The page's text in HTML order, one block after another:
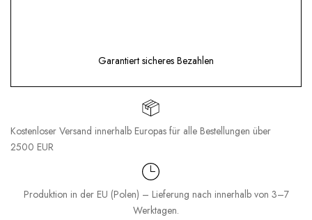
Garantiert sicheres Bezahlen
Kostenloser Versand innerhalb Europas für alle Bestellungen über
2500 EUR
Produktion in der EU (Polen) – Lieferung nach innerhalb von 3–7
Werktagen.